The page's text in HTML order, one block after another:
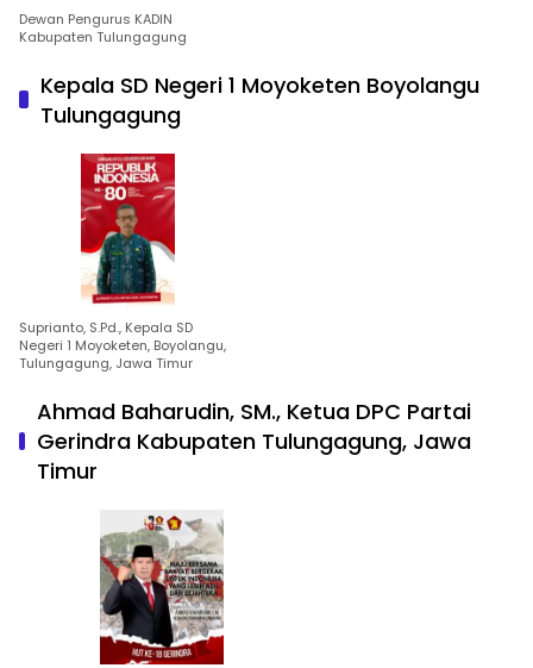
Dewan Pengurus KADIN
Kabupaten Tulungagung
Kepala SD Negeri 1 Moyoketen Boyolangu
Tulungagung
Suprianto, S.Pd., Kepala SD
Negeri 1 Moyoketen, Boyolangu,
Tulungagung, Jawa Timur
Ahmad Baharudin, SM., Ketua DPC Partai
Gerindra Kabupaten Tulungagung, Jawa
Timur